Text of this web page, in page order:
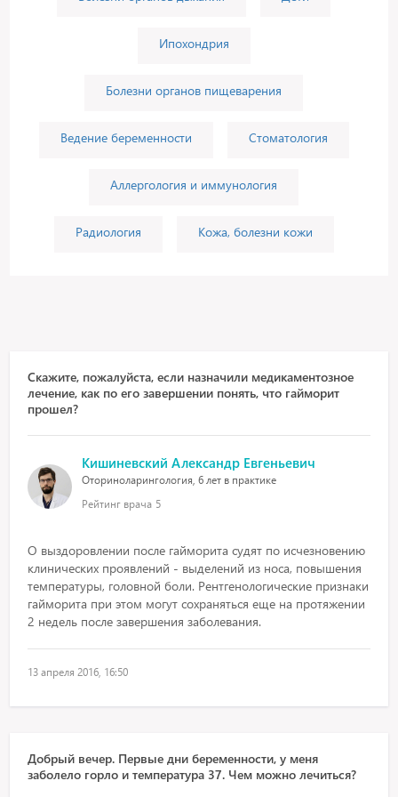
Ипохондрия
Болезни органов пищеварения
Ведение беременности Стоматология
Аллергология и иммунология
Радиология Кожа, болезни кожи
Скажите, пожалуйста, если назначили медикаментозное
лечение, как по его завершении понять, что гайморит
прошел?
Кишиневский Александр Евгеньевич
Оториноларингология, 6 лет в практике
Рейтинг врача 5
О выздоровлении после гайморита судят по исчезновению
клинических проявлений - выделений из носа, повышения
температуры, головной боли. Рентгенологические признаки
гайморита при этом могут сохраняться еще на протяжении
2 недель после завершения заболевания.
13 апреля 2016, 16:50
Добрый вечер. Первые дни беременности, у меня
заболело горло и температура 37. Чем можно лечиться?